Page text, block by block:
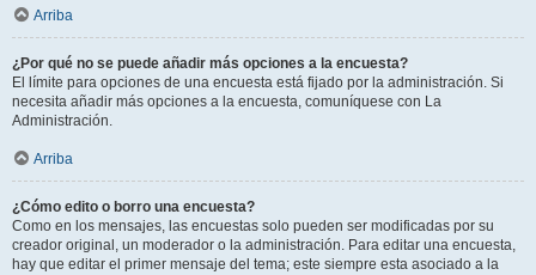
Arriba
¿Por qué no se puede añadir más opciones a la encuesta?
El límite para opciones de una encuesta está fijado por la administración. Si
necesita añadir más opciones a la encuesta, comuníquese con La
Administración.
Arriba
¿Cómo edito o borro una encuesta?
Como en los mensajes, las encuestas solo pueden ser modificadas por su
creador original, un moderador o la administración. Para editar una encuesta,
hay que editar el primer mensaje del tema; este siempre esta asociado a la